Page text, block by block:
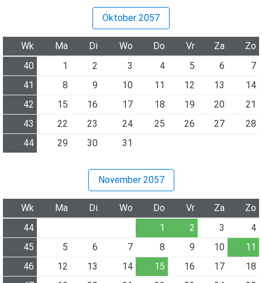
Oktober 2057
Wk Ma Di Wo Do Vr Za
Zo
40
1 2 3 4 5 6
7
41
8 9 10 11 12 13
14
42
15 16 17 18 19 20
21
43
22 23 24 25 26 27
28
44
29 30 31
November 2057
Wk Ma Di Wo Do Vr Za
Zo
44
1 2 3
4
45
5 6 7 8 9 10
11
46
12 13 14 15 16 17
18